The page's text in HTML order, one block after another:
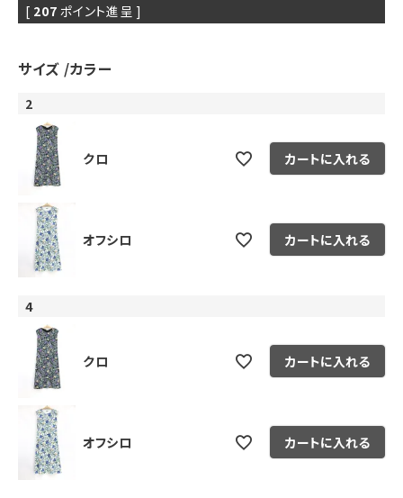
[ 207 ポイント進呈 ]
サイズ カラー
2
クロ カートに入れる
オフシロ カートに入れる
4
クロ カートに入れる
オフシロ カートに入れる